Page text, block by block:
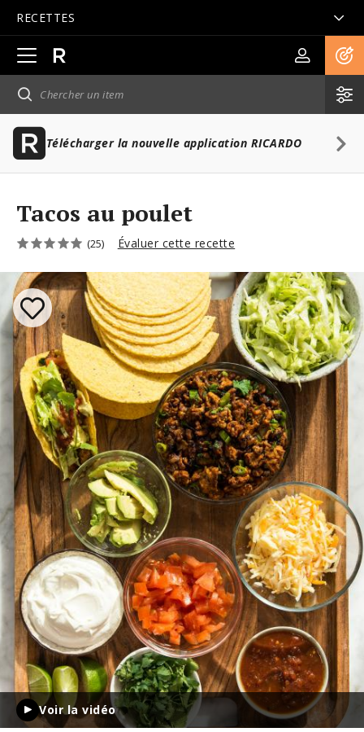
RECETTES
Ouvrir
la
navigation
principale
Télécharger la nouvelle application RICARDO
Voir la vidéo
Tacos au poulet
(25) Évaluer cette recette